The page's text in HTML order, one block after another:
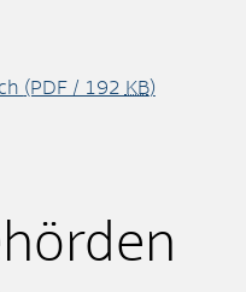
(PDF / 192 KB)